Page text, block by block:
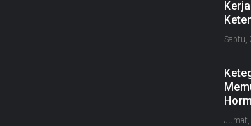
Joint
2027
Sabtu,
soal
Jumat,